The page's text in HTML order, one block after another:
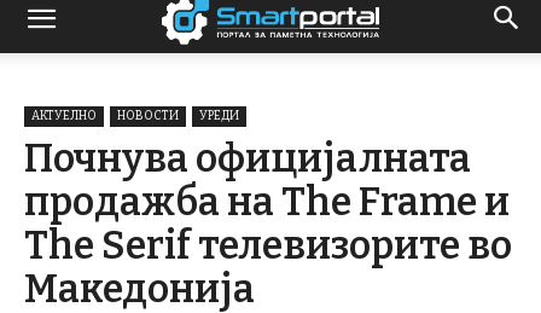
АКТУЕЛНО НОВОСТИ УРЕДИ
Почнува официјалната
продажба на The Frame и
The Serif телевизорите во
Македонија